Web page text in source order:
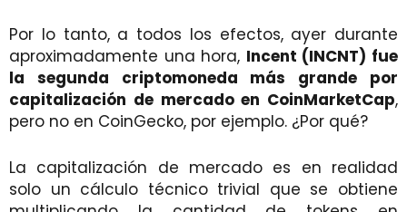
Por lo tanto, a todos los efectos, ayer durante
aproximadamente una hora, Incent (INCNT) fue
la segunda criptomoneda más grande por
capitalización de mercado en CoinMarketCap,
pero no en CoinGecko, por ejemplo. ¿Por qué?
La capitalización de mercado es en realidad
solo un cálculo técnico trivial que se obtiene